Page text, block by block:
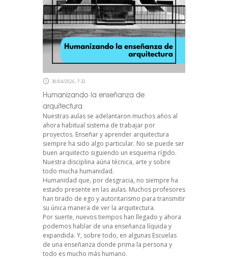
30/04/2026, 7:32
Humanizando la enseñanza de
arquitectura
Nuestras aulas se adelantaron muchos años al
ahora habitual sistema de trabajar por
proyectos. Enseñar y aprender arquitectura
siempre ha sido algo particular. No se puede ser
buen arquitecto siguiendo un esquema rígido.
Nuestra disciplina aúna técnica, arte y sobre
todo mucha humanidad.
Humanidad que, por desgracia, no siempre ha
estado presente en las aulas. Muchos profesores
han tirado de ego y autoritarismo para transmitir
su única manera de ver la arquitectura.
Por suerte, nuevos tiempos han llegado y ahora
podemos hablar de una enseñanza líquida y
expandida. Y, sobre todo, en algunas Escuelas
de una enseñanza donde prima la persona y
todo es mucho más humano.